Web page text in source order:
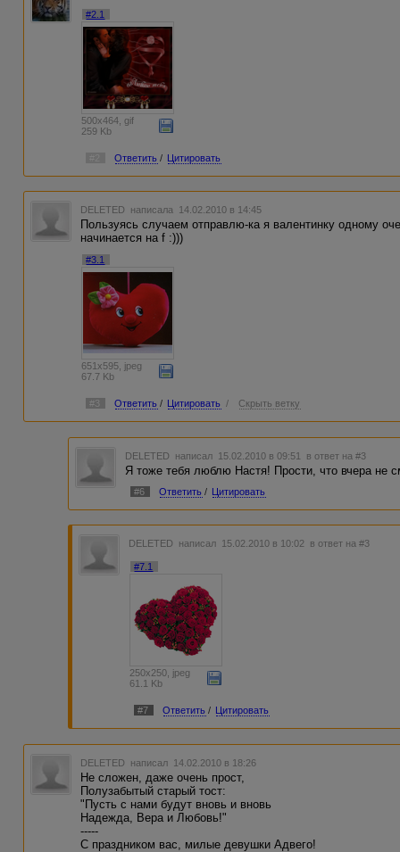
#2.1
500x464, gif
259 Kb
Ответить / Цитировать
DELETED написала 14.02.2010 в 14:45
Пользуясь случаем отправлю-ка я валентинку одному
начинается на f :)))
#3.1
651x595, jpeg
67.7 Kb
#3 Ответить / Цитировать / Скрыть ветку
DELETED написал 15.02.2010 в 09:51 в ответ на #3
Я тоже тебя люблю Настя! Прости, что вчера не
#6 Ответить / Цитировать
DELETED написал 15.02.2010 в 10:02 в ответ на #3
#7.1
250x250, jpeg
61.1 Kb
#7 Ответить / Цитировать
DELETED написал 14.02.2010 в 18:26
Не сложен, даже очень прост,
Полузабытый старый тост:
"Пусть с нами будут вновь и вновь
Надежда, Вера и Любовь!"
-----
С праздником вас, милые девушки Адвего!